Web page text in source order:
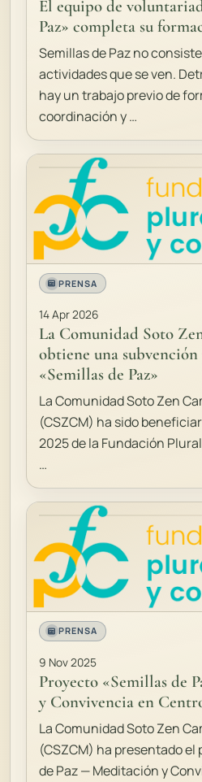
El equipo de
Paz» completa su
Semillas de Paz no
actividades que se ven.
hay un trabajo previo de
coordinación y …
PRENSA
14 Apr 2026
La Comunidad Soto
obtiene una
«Semillas de Paz»
La Comunidad Soto Zen
(CSZCM) ha sido
2025 de la Fundación
…
PRENSA
9 Nov 2025
Proyecto «Semillas de
y Convivencia en
La Comunidad Soto Zen
(CSZCM) ha presentado
de Paz — Meditación y